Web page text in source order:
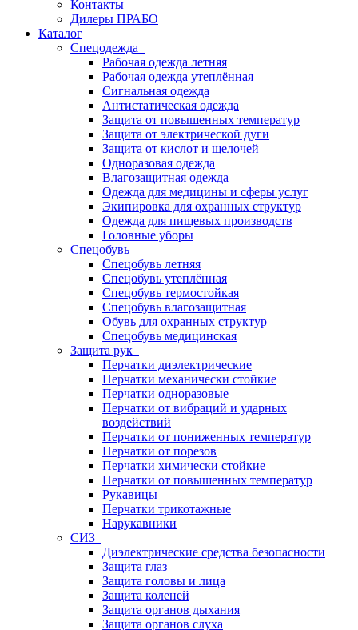
Контакты
Дилеры ПРАБО
Каталог
Спецодежда
Рабочая одежда летняя
Рабочая одежда утеплённая
Сигнальная одежда
Антистатическая одежда
Защита от повышенных температур
Защита от электрической дуги
Защита от кислот и щелочей
Одноразовая одежда
Влагозащитная одежда
Одежда для медицины и сферы услуг
Экипировка для охранных структур
Одежда для пищевых производств
Головные уборы
Спецобувь
Спецобувь летняя
Спецобувь утеплённая
Спецобувь термостойкая
Спецобувь влагозащитная
Обувь для охранных структур
Спецобувь медицинская
Защита рук
Перчатки диэлектрические
Перчатки механически стойкие
Перчатки одноразовые
Перчатки от вибраций и ударных
воздействий
Перчатки от пониженных температур
Перчатки от порезов
Перчатки химически стойкие
Перчатки от повышенных температур
Рукавицы
Перчатки трикотажные
Нарукавники
СИЗ
Диэлектрические средства безопасности
Защита глаз
Защита головы и лица
Защита коленей
Защита органов дыхания
Защита органов слуха